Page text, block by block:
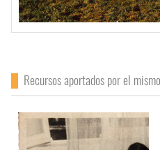
Recursos aportados por el